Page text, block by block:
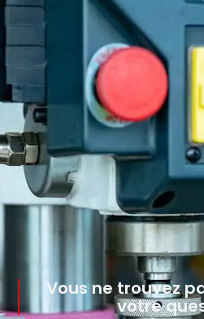
Vous ne trouvez
votre